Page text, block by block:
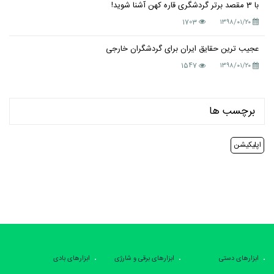
با 3 مقصد برتر گردشگری قاره کهن آشنا شوید!
۱۳۹۸/۰۱/۲۰ 1703
عجیب ترین حقایق ایران برای گردشگران خارجی
۱۳۹۸/۰۱/۲۰ 1547
برچسب ها
اپلیکیشن
ابزارهای دستی ابزارهای برقی و شارژی ابزارهای بادی